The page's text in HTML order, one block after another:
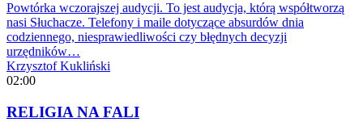
Powtórka wczorajszej audycji. To jest audycja, którą współtworzą
nasi Słuchacze. Telefony i maile dotyczące absurdów dnia
codziennego, niesprawiedliwości czy błędnych decyzji
urzędników…
Krzysztof Kukliński
02:00
RELIGIA NA FALI